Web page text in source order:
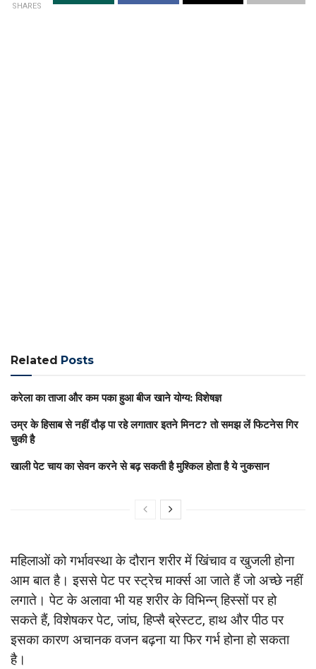
SHARES
Related Posts
करेला का ताजा और कम पका हुआ बीज खाने योग्य: विशेषज्ञ
उम्र के हिसाब से नहीं दौड़ पा रहे लगातार इतने मिनट? तो समझ लें फिटनेस गिर
चुकी है
खाली पेट चाय का सेवन करने से बढ़ सकती है मुश्किल होता है ये नुकसान
महिलाओं को गर्भावस्था के दौरान शरीर में खिंचाव व खुजली होना
आम बात है। इससे पेट पर स्ट्रेच मार्क्स आ जाते हैं जो अच्छे नहीं
लगाते। पेट के अलावा भी यह शरीर के विभिन्न् हिस्सों पर हो
सकते हैं, विशेषकर पेट, जांघ, हिप्सै ब्रेस्टट, हाथ और पीठ पर
इसका कारण अचानक वजन बढ़ना या फिर गर्भ होना हो सकता
है।